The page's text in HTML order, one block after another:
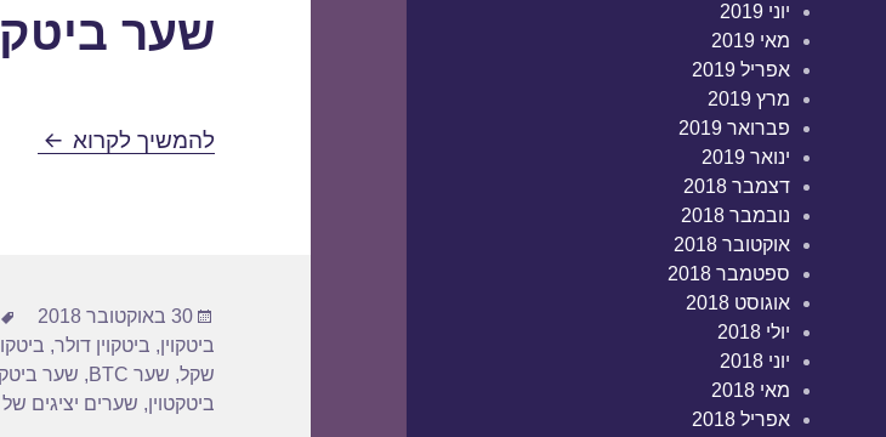
יוני 2019
מאי 2019
אפריל 2019
מרץ 2019
פברואר 2019
ינואר 2019
דצמבר 2018
נובמבר 2018
אוקטובר 2018
ספטמבר 2018
אוגוסט 2018
יולי 2018
יוני 2018
מאי 2018
אפריל 2018
שער ביטקוין
להמשיך לקרוא שער
פורסם
בתאריך
30 באוקטובר 2018
ביטקוין, ביטקוין דולר,
שקל, שער BTC , שער
ביטקטוין, שערים יציגים של